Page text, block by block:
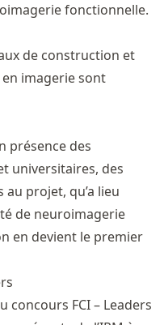
fonctionnelle.
de construction et
imagerie sont
présence des
universitaires, des
projet, qu’a lieu
de neuroimagerie
en devient le premier
concours FCI – Leaders